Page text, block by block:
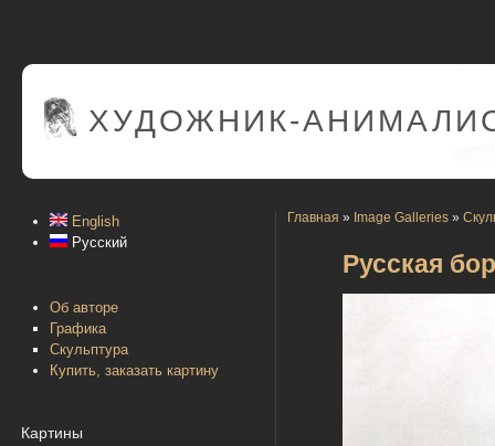
ХУДОЖНИК-
English
Русский
Об авторе
Графика
Скульптура
Купить, заказать картину
Картины
Главная » Image Galleries »
Русская